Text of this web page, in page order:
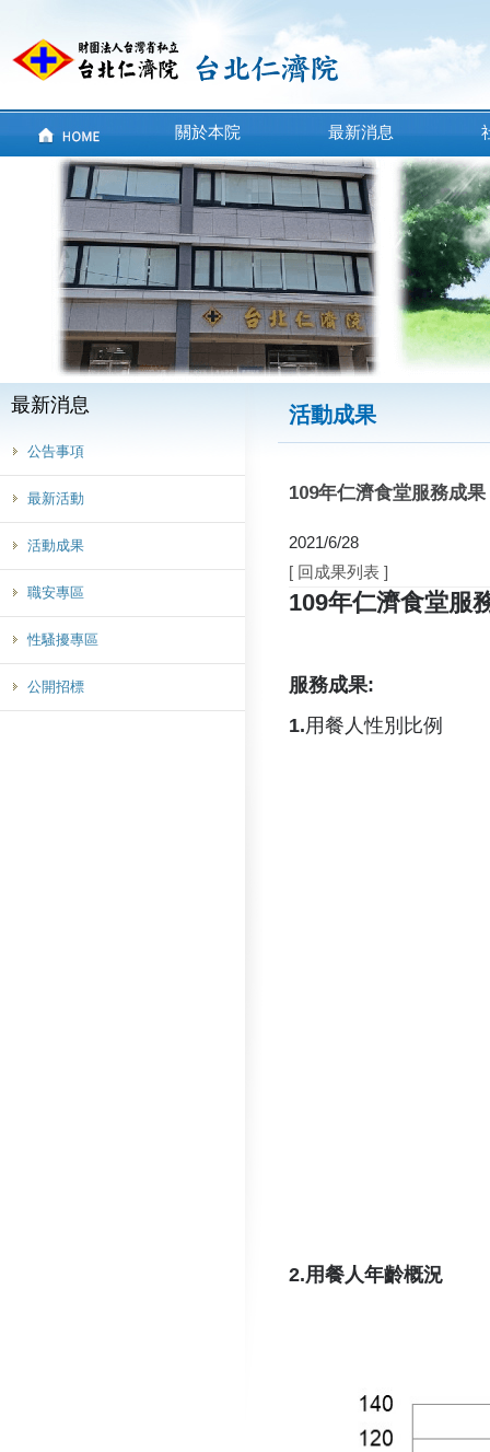
關於本院 最新消息
最新消息
公告事項
最新活動
活動成果
職安專區
性騷擾專區
公開招標
活動成果
109年仁濟食堂服務成果
2021/6/28
[ 回成果列表 ]
109年仁濟食堂服
服務成果:
1.用餐人性別比例
2.用餐人年齡概況